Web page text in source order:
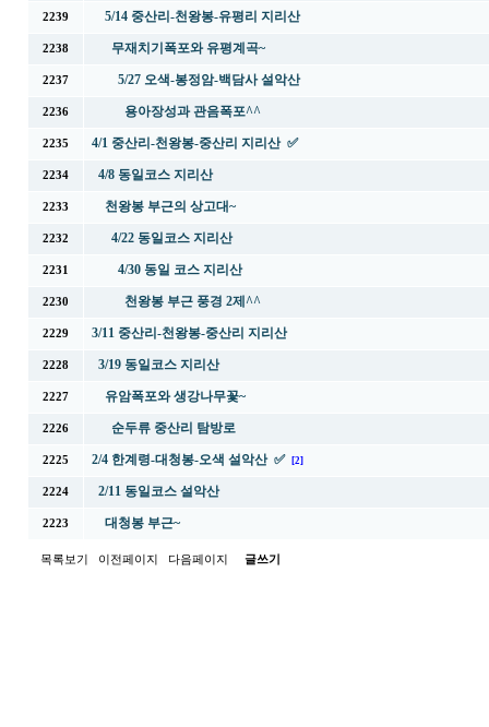
2239 5/14 중산리-천왕봉-유평리 지리산
2238 무재치기폭포와 유평계곡~
2237 5/27 오색-봉정암-백담사 설악산
2236 용아장성과 관음폭포^^
2235 4/1 중산리-천왕봉-중산리 지리산 ✅
2234 4/8 동일코스 지리산
2233 천왕봉 부근의 상고대~
2232 4/22 동일코스 지리산
2231 4/30 동일 코스 지리산
2230 천왕봉 부근 풍경 2제^^
2229 3/11 중산리-천왕봉-중산리 지리산
2228 3/19 동일코스 지리산
2227 유암폭포와 생강나무꽃~
2226 순두류 중산리 탐방로
2225 2/4 한계령-대청봉-오색 설악산 ✅ [2]
2224 2/11 동일코스 설악산
2223 대청봉 부근~
목록보기 이전페이지 다음페이지 글쓰기